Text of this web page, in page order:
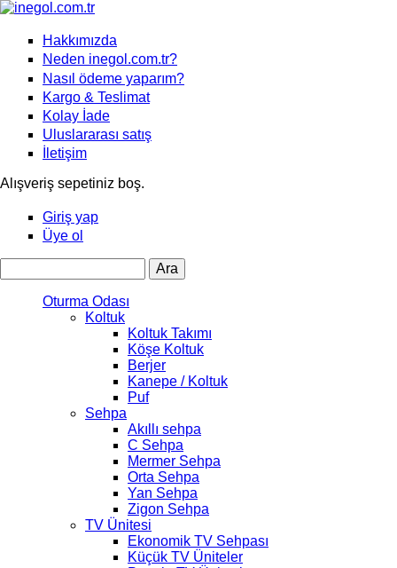
Hakkımızda
Neden inegol.com.tr?
Nasıl ödeme yaparım?
Kargo & Teslimat
Kolay İade
Uluslararası satış
İletişim
Alışveriş sepetiniz boş.
Giriş yap
Üye ol
Arama formu
Oturma Odası
Koltuk
Koltuk Takımı
Köşe Koltuk
Berjer
Kanepe / Koltuk
Puf
Sehpa
Akıllı sehpa
C Sehpa
Mermer Sehpa
Orta Sehpa
Yan Sehpa
Zigon Sehpa
TV Ünitesi
Ekonomik TV Sehpası
Küçük TV Üniteler